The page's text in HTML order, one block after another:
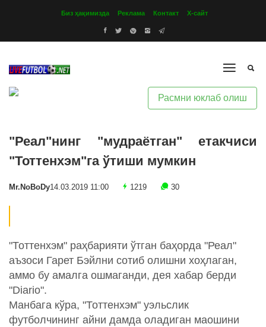
Биз ҳақимизда Реклама Контакт Х-сайт
Расмни юклаб олиш
"Реал"нинг "мудраётган" етакчиси
"Тоттенхэм"га ўтиши мумкин
Mr.NoBoDy14.03.2019 11:00 1219 30
"Тоттенхэм" раҳбарияти ўтган баҳорда "Реал"
аъзоси Гарет Бэйлни сотиб олишни хоҳлаган,
аммо бу амалга ошмаганди, дея хабар берди
"Diario".
Манбага кўра, "Тоттенхэм" уэльслик
футболчининг айни дамда оладиган маошини